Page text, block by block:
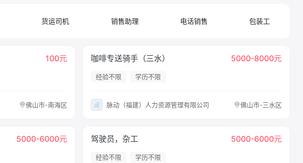
货运司机 销售助理 电话销售 包装工
100元
佛山市-南海区
咖啡专送骑手（三水） 5000-8000元
经验不限 学历不限
脉动（福建）人力资源管理有限公司 佛山市-三水区
5000-6000元 驾驶员，杂工 5000-6000元
经验不限 学历不限